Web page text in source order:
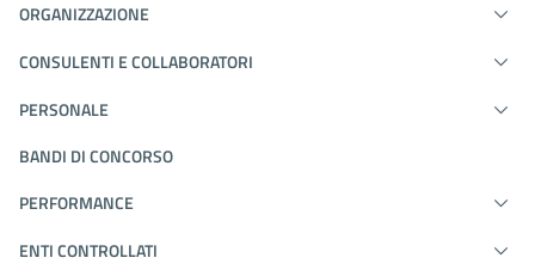
ORGANIZZAZIONE
CONSULENTI E COLLABORATORI
PERSONALE
BANDI DI CONCORSO
PERFORMANCE
ENTI CONTROLLATI